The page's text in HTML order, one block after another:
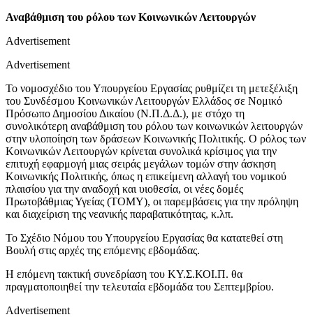
Αναβάθμιση του ρόλου των Κοινωνικών Λειτουργών
Advertisement
Advertisement
Το νομοσχέδιο του Υπουργείου Εργασίας ρυθμίζει τη μετεξέλιξη
του Συνδέσμου Κοινωνικών Λειτουργών Ελλάδος σε Νομικό
Πρόσωπο Δημοσίου Δικαίου (Ν.Π.Δ.Δ.), με στόχο τη
συνολικότερη αναβάθμιση του ρόλου των κοινωνικών λειτουργών
στην υλοποίηση των δράσεων Κοινωνικής Πολιτικής. Ο ρόλος των
Κοινωνικών Λειτουργών κρίνεται συνολικά κρίσιμος για την
επιτυχή εφαρμογή μιας σειράς μεγάλων τομών στην άσκηση
Κοινωνικής Πολιτικής, όπως η επικείμενη αλλαγή του νομικού
πλαισίου για την αναδοχή και υιοθεσία, οι νέες δομές
Πρωτοβάθμιας Υγείας (ΤΟΜΥ), οι παρεμβάσεις για την πρόληψη
και διαχείριση της νεανικής παραβατικότητας, κ.λπ.
Το Σχέδιο Νόμου του Υπουργείου Εργασίας θα κατατεθεί στη
Βουλή στις αρχές της επόμενης εβδομάδας.
Η επόμενη τακτική συνεδρίαση του ΚΥ.Σ.ΚΟΙ.Π. θα
πραγματοποιηθεί την τελευταία εβδομάδα του Σεπτεμβρίου.
Advertisement